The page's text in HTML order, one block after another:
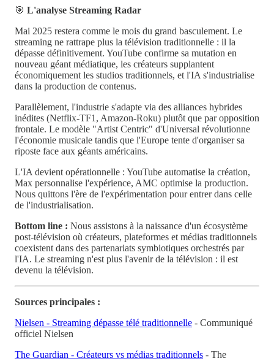
🎯 L'analyse Streaming Radar
Mai 2025 restera comme le mois du grand basculement. Le
streaming ne rattrape plus la télévision traditionnelle : il la
dépasse définitivement. YouTube confirme sa mutation en
nouveau géant médiatique, les créateurs supplantent
économiquement les studios traditionnels, et l'IA s'industrialise
dans la production de contenus.
Parallèlement, l'industrie s'adapte via des alliances hybrides
inédites (Netflix-TF1, Amazon-Roku) plutôt que par opposition
frontale. Le modèle "Artist Centric" d'Universal révolutionne
l'économie musicale tandis que l'Europe tente d'organiser sa
riposte face aux géants américains.
L'IA devient opérationnelle : YouTube automatise la création,
Max personnalise l'expérience, AMC optimise la production.
Nous quittons l'ère de l'expérimentation pour entrer dans celle
de l'industrialisation.
Bottom line : Nous assistons à la naissance d'un écosystème
post-télévision où créateurs, plateformes et médias traditionnels
coexistent dans des partenariats symbiotiques orchestrés par
l'IA. Le streaming n'est plus l'avenir de la télévision : il est
devenu la télévision.
Sources principales :
Nielsen - Streaming dépasse télé traditionnelle - Communiqué
officiel Nielsen
The Guardian - Créateurs vs médias traditionnels - The